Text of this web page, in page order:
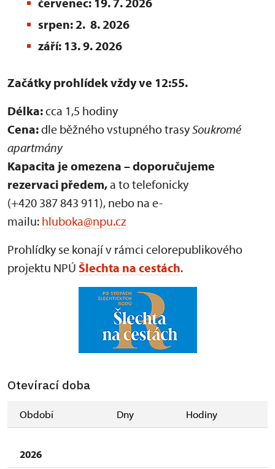
srpen: 2. 8. 2026
září: 13. 9. 2026
Začátky prohlídek vždy ve 12:55.
Délka:cca 1,5 hodiny
Cena:dle běžného vstupného trasySoukromé
apartmány
Kapacita je omezena – doporučujeme
rezervaci předem,a to telefonicky
(+420 387 843 911), nebo na e-
mailu: hluboka@npu.cz
Prohlídky se konají v rámci celorepublikového
projektu NPÚ Šlechta na cestách.
Otevírací doba
Období Dny Hodiny
2026